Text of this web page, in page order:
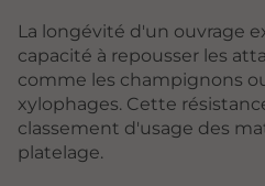
La longévité d'un ouvrage
capacité à repousser les
comme les champignons
xylophages. Cette
classement d'usage des
platelage.